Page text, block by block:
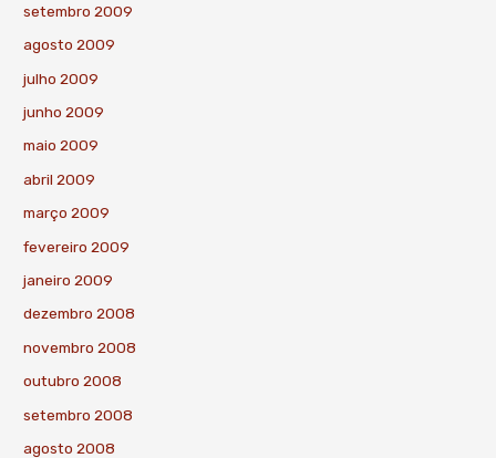
setembro 2009
agosto 2009
julho 2009
junho 2009
maio 2009
abril 2009
março 2009
fevereiro 2009
janeiro 2009
dezembro 2008
novembro 2008
outubro 2008
setembro 2008
agosto 2008